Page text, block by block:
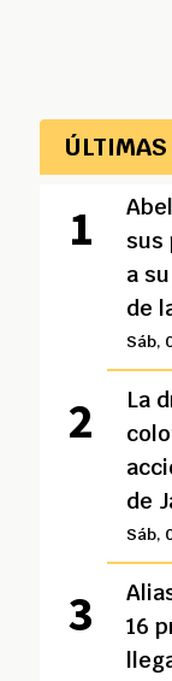
sus
a
de
Sáb,
La
de
Sáb,
16